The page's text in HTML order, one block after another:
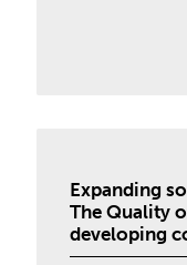
Expanding
The Quality
developing